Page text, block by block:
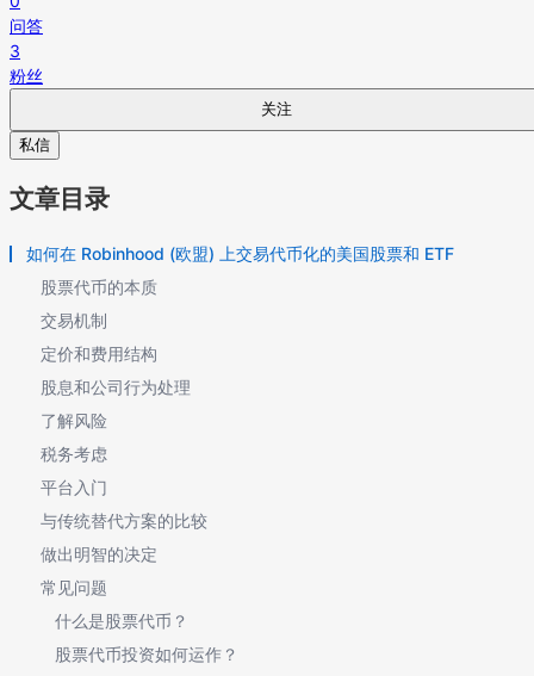
问答
3
粉丝
关注
私信
文章目录
如何在 Robinhood (欧盟) 上交易代币化的美国股票和 ETF
股票代币的本质
交易机制
定价和费用结构
股息和公司行为处理
了解风险
税务考虑
平台入门
与传统替代方案的比较
做出明智的决定
常见问题
什么是股票代币？
股票代币投资如何运作？